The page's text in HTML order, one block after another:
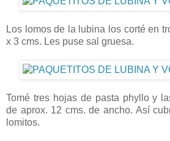
Los lomos de la lubina los corté en
x 3 cms. Les puse sal gruesa.
Tomé tres hojas de pasta phyllo y
de aprox. 12 cms. de ancho. Así
lomitos.